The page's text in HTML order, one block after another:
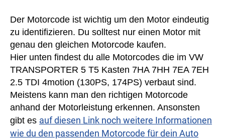
Der Motorcode ist wichtig um den Motor eindeutig
zu identifizieren. Du solltest nur einen Motor mit
genau den gleichen Motorcode kaufen.
Hier unten findest du alle Motorcodes die im VW
TRANSPORTER 5 T5 Kasten 7HA 7HH 7EA 7EH
2.5 TDI 4motion (130PS, 174PS) verbaut sind.
Meistens kann man den richtigen Motorcode
anhand der Motorleistung erkennen. Ansonsten
gibt es auf diesen Link noch weitere Informationen
wie du den passenden Motorcode für dein Auto